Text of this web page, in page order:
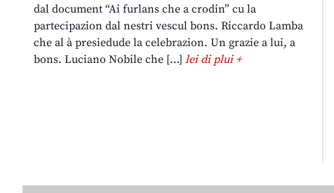
dal document “Ai furlans che a crodin” cu la
partecipazion dal nestri vescul bons. Riccardo Lamba
che al à presiedude la celebrazion. Un grazie a lui, a
bons. Luciano Nobile che […] lei di plui +